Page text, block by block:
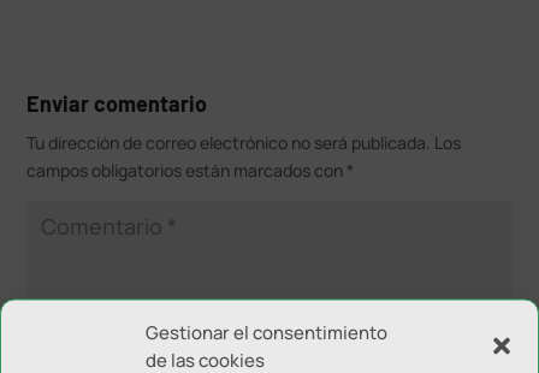
Gestionar el consentimiento
de las cookies
Enviar comentario
Tu dirección de correo electrónico no será publicada. Los
campos obligatorios están marcados con *